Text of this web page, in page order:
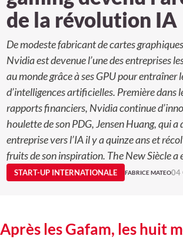
de la révolution IA
De modeste fabricant de cartes
Nvidia est devenue l’une des entreprises
au monde grâce à ses GPU pour entraîner
d’intelligences artificielles. Première dans
rapports financiers, Nvidia continue
houlette de son PDG, Jensen Huang, qui a
entreprise vers l’IA il y a quinze ans et
fruits de son inspiration. The New Siècle a
START-UP INTERNATIONALE FABRICE MATEO04
Après les Gafam, les huit